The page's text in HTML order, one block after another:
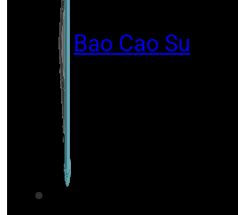
Bao Cao Su